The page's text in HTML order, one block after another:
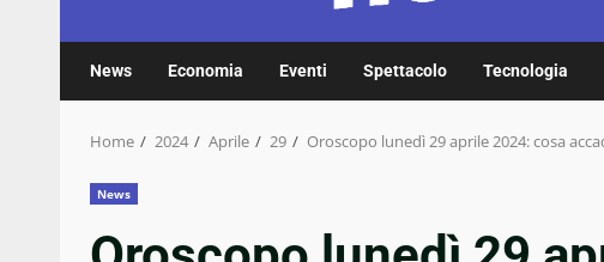
News Economia Eventi Spettacolo Tecnologia
Home 2024 Aprile 29 Oroscopo lunedì 29 aprile 2024: cosa
News